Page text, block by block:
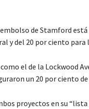
de Stamford
y del 20 por ciento para
el de la Lockwood
un 20 por ciento
proyectos en su “lista